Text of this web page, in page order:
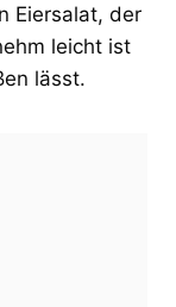
Eiersalat, der
leicht ist
lässt.